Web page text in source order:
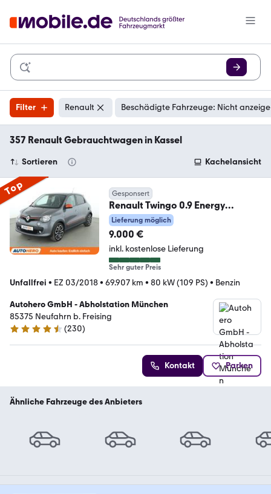
Filter Renault Beschädigte Fahrzeuge: Nicht
357 Renault Gebrauchtwagen in Kassel
Sortieren Kachelansicht
Top Gesponsert
Renault Twingo 0.9 Energy
GT*NAVI*TEMPO*CAM*SHZ*
Lieferung möglich
9.000 €
inkl. kostenlose Lieferung
Sehr guter Preis
Unfallfrei • EZ 03/2018• 69.907 km • 80 kW (109 PS) • Benzin
Autohero GmbH - Abholstation München
85375 Neufahrn b. Freising
4.4 Sterne
(230)
Kontakt Parken
Ähnliche Fahrzeuge des Anbieters